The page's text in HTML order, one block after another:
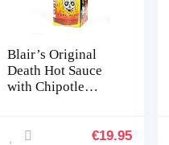
Blair’s Original
Death Hot Sauce
with Chipotle
€19.95